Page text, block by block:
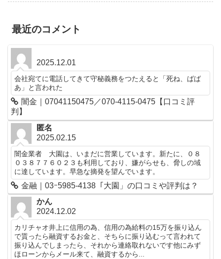
最近のコメント
2025.12.01
会社宛てに電話してきて守秘義務をつたえると「死ね、ばば
あ」と言われた
闇金｜07041150475／070-4115-0475【口コミ評
判】
匿名
2025.02.15
闇金業者 大園は、いまだに営業しています。新たに、０８
０３８７７６０２３も利用しており、嫌がらせも、脅しの域
に達しています。早急な摘発を望んでいます。
金融｜03ｰ5985-4138「大園」の口コミや評判は？
かん
2024.12.02
カリチャオ井上に信用の為、信用の為給料の15万を振り込ん
で貰ったら融資するお金と、そちらに振り込むって言われて
振り込んでしまったら、それから連絡取れないです他にみず
ほローンからメール来て、融資するから...